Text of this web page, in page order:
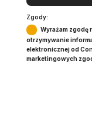
Zgody:
Wyrażam zgodę
otrzymywanie
elektronicznej od
marketingowych